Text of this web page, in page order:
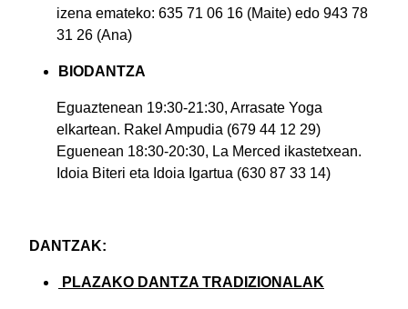
izena emateko: 635 71 06 16 (Maite) edo 943 78
31 26 (Ana)
BIODANTZA
Eguaztenean 19:30-21:30, Arrasate Yoga
elkartean. Rakel Ampudia (679 44 12 29)
Eguenean 18:30-20:30, La Merced ikastetxean.
Idoia Biteri eta Idoia Igartua (630 87 33 14)
DANTZAK:
PLAZAKO DANTZA TRADIZIONALAK